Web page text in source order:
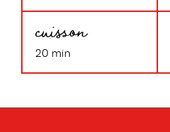
cuisson
20 min